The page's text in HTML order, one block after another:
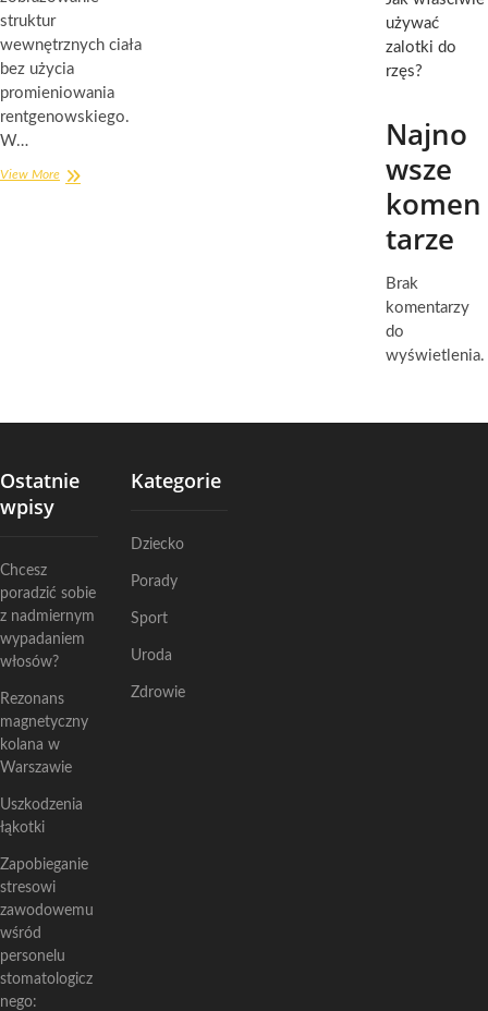
struktur
wewnętrznych ciała
bez użycia
promieniowania
rentgenowskiego.
W…
View MoreRezonans
używać
zalotki do
rzęs?
Najno
wsze
komen
tarze
Brak
komentarzy
do
wyświetlenia.
Ostatnie
wpisy
Chcesz
poradzić sobie
z nadmiernym
wypadaniem
włosów?
Rezonans
magnetyczny
kolana w
Warszawie
Uszkodzenia
łąkotki
Zapobieganie
stresowi
zawodowemu
wśród
personelu
stomatologicz
nego:
Kategorie
Dziecko
Porady
Sport
Uroda
Zdrowie